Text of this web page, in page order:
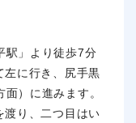
駅」より徒歩7分
左に行き、尻手黒
）に進みます。
渡り、二つ目はい